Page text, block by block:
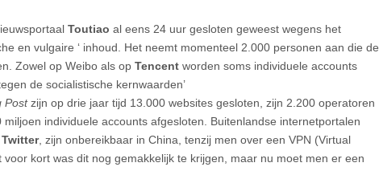
Toutiao al eens 24 uur gesloten geweest wegens het
en vulgaire ‘ inhoud. Het neemt momenteel 2.000 personen aan die de
Zowel op Weibo als op Tencent worden soms individuele accounts
de socialistische kernwaarden’
Postzijn op drie jaar tijd 13.000 websites gesloten, zijn 2.200 operatoren
individuele accounts afgesloten. Buitenlandse internetportalen
, zijn onbereikbaar in China, tenzij men over een VPN (Virtual
voor kort was dit nog gemakkelijk te krijgen, maar nu moet men er een